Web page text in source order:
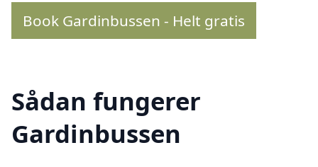
Book Gardinbussen - Helt gratis
Sådan fungerer
Gardinbussen